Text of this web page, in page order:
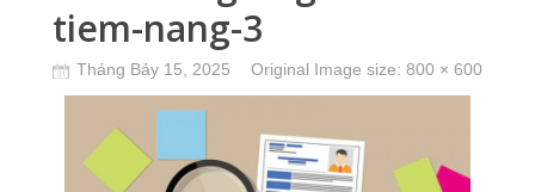
tiem-nang-3
Tháng Bảy 15, 2025 Original Image size: 800 × 600